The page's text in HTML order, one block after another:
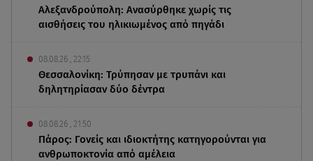
Αλεξανδρούπολη: Ανασύρθηκε χωρίς τις
αισθήσεις του ηλικιωμένος από πηγάδι
08.08.26 , 22:15
Θεσσαλονίκη: Τρύπησαν με τρυπάνι και
δηλητηρίασαν δύο δέντρα
08.08.26 , 21:50
Πάρος: Γονείς και ιδιοκτήτης κατηγορούνται για
ανθρωποκτονία από αμέλεια